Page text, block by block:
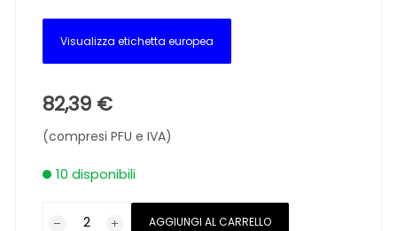
Visualizza etichetta europea
82,39 €
(compresi PFU e IVA)
10 disponibili
AGGIUNGI AL CARRELLO